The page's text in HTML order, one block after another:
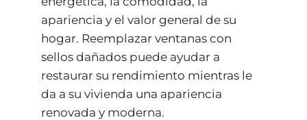
apariencia y el valor general de su
hogar. Reemplazar ventanas con
sellos dañados puede ayudar a
restaurar su rendimiento mientras le
da a su vivienda una apariencia
renovada y moderna.